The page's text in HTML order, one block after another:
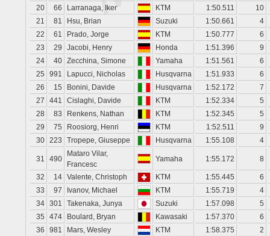
20 66 Larranaga, Iker KTM 1:50.511
10
21
81 Hsu, Brian Suzuki 1:50.661
4
22
61 Prado, Jorge KTM 1:50.777
6
23
29 Jacobi, Henry Honda 1:51.396
9
24
40 Zecchina, Simone Yamaha 1:51.561
6
25
991 Lapucci, Nicholas Husqvarna 1:51.933
6
26
15 Bonini, Davide Husqvarna 1:52.172
7
27
441 Cislaghi, Davide KTM 1:52.334
5
28
83 Renkens, Nathan KTM 1:52.345
5
29
75 Roosiorg, Henri KTM 1:52.511
9
30 223 Tropepe, Giuseppe Husqvarna 1:55.108 4
31 490
Mataro Vilar,
Francesc
Yamaha 1:55.172 8
32 14 Valente, Christoph KTM 1:55.445
6
33
97 Ivanov, Michael KTM 1:55.719
4
34 301 Takenaka, Junya Suzuki 1:57.098
5
35
474 Boulard, Bryan Kawasaki 1:57.370
6
36
981 Mars, Wesley KTM 1:58.375 2